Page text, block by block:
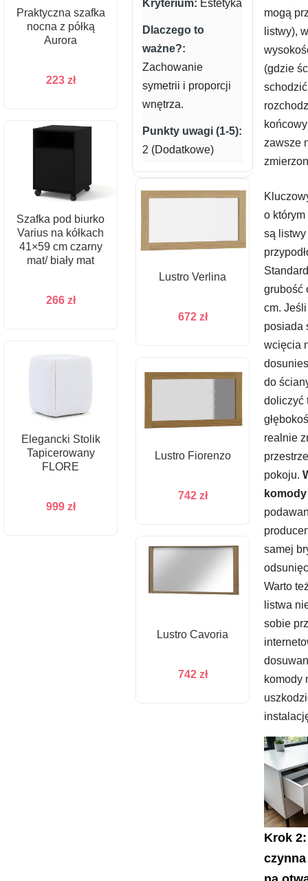
Praktyczna szafka
nocna z półką
Aurora
223 zł
Szafka pod biurko
Varius na kółkach
41×59 cm czarny
mat/ biały mat
266 zł
Elegancki Stolik
Tapicerowany
FLORE
999 zł
Estetyka
Zachowanie
symetrii i proporcji
wnętrza.
2 (Dodatkowe)
Lustro Verlina
672 zł
Lustro Fiorenzo
742 zł
Lustro Cavoria
742 zł
mogą
listwy),
(gdzie
zawsze
o
są listwy
grubość
cm.
posiada
wcięcia
do
doliczyć
realnie
pokoju.
samej
Warto
listwa
sobie
komody
Krok